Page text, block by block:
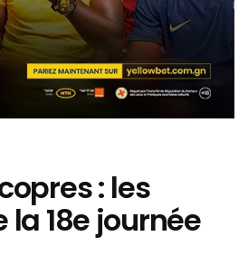
: les
18e journée